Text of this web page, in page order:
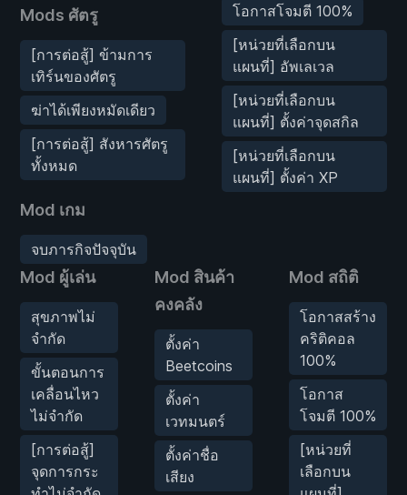
Mods ศัตรู
[การต่อสู้] ข้ามการ
เทิร์นของศัตรู
ฆ่าได้เพียงหมัดเดียว
[การต่อสู้] สังหารศัตรู
ทั้งหมด
Mod เกม
จบภารกิจปัจจุบัน
โอกาสโจมตี 100%
[หน่วยที่เลือกบน
แผนที่] อัพเลเวล
[หน่วยที่เลือกบน
แผนที่] ตั้งค่าจุดสกิล
[หน่วยที่เลือกบน
แผนที่] ตั้งค่า XP
Mod ผู้เล่น
สุขภาพไม่
จำกัด
ขั้นตอนการ
เคลื่อนไหว
ไม่จำกัด
[การต่อสู้]
จุดการกระ
Mod สินค้า
คงคลัง
ตั้งค่า
Beetcoins
ตั้งค่า
เวทมนตร์
ตั้งค่าชื่อ
เสียง
Mod สถิติ
โอกาสสร้าง
คริติคอล
100%
โอกาส
โจมตี 100%
[หน่วยที่
เลือกบน